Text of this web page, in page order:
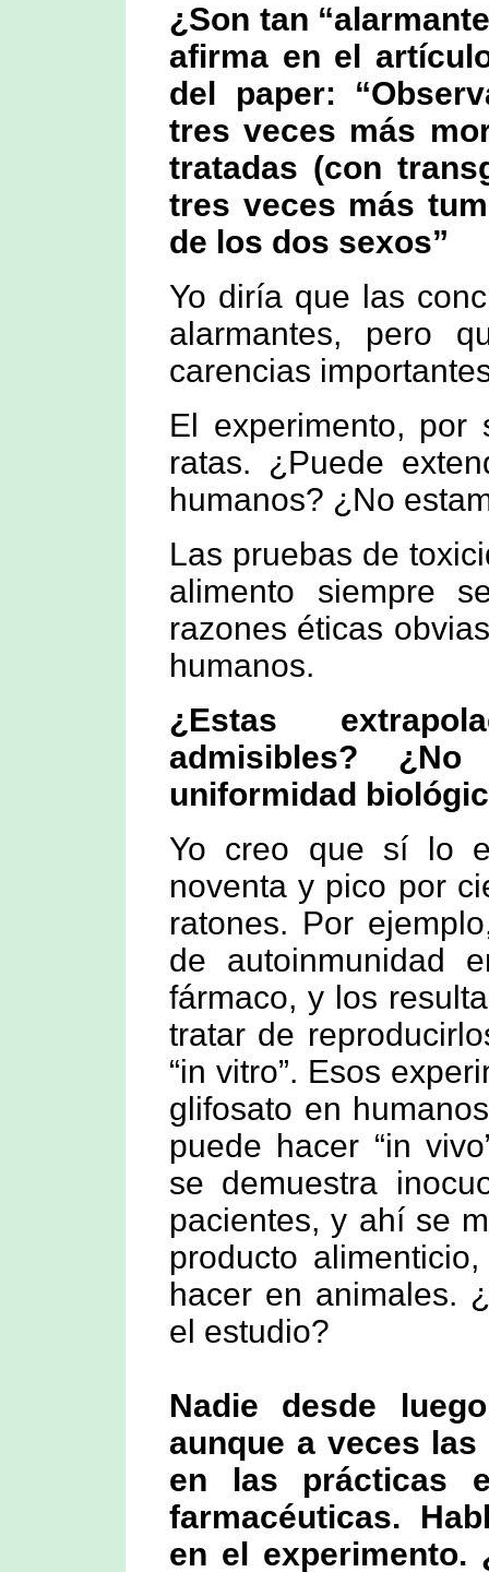
¿Son tan
afirma en el
del paper:
tres veces más
tratadas (con
tres veces más
de los dos sexos”
Yo diría que las
alarmantes, pero
carencias
El experimento, por
ratas. ¿Puede
humanos? ¿No
Las pruebas de
alimento siempre
razones éticas
humanos.
¿Estas
admisibles? ¿No
uniformidad
Yo creo que sí lo
noventa y pico por
ratones. Por
de autoinmunidad
fármaco, y los
tratar de
“in vitro”. Esos
glifosato en
puede hacer “in
se demuestra
pacientes, y ahí se
producto
hacer en animales.
el estudio?
Nadie desde
aunque a veces
en las prácticas
farmacéuticas.
en el experimento.